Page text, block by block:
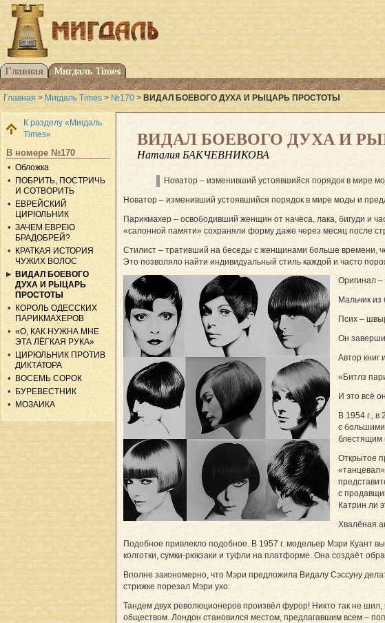
Главная > Мигдаль Times > №170 > ВИДАЛ БОЕВОГО ДУХА И РЫЦАРЬ ПРОСТОТЫ
К разделу «Мигдаль
Times»
В номере №170
Обложка
ПОБРИТЬ, ПОСТРИЧЬ
И СОТВОРИТЬ
ЕВРЕЙСКИЙ
ЦИРЮЛЬНИК
ЗАЧЕМ ЕВРЕЮ
БРАДОБРЕЙ?
КРАТКАЯ ИСТОРИЯ
ЧУЖИХ ВОЛОС
ВИДАЛ БОЕВОГО
ДУХА И РЫЦАРЬ
ПРОСТОТЫ
КОРОЛЬ ОДЕССКИХ
ПАРИКМАХЕРОВ
«О, КАК НУЖНА МНЕ
ЭТА ЛЁГКАЯ РУКА»
ЦИРЮЛЬНИК ПРОТИВ
ДИКТАТОРА
ВОСЕМЬ СОРОК
БУРЕВЕСТНИК
МОЗАИКА
ВИДАЛ БОЕВОГО ДУХА И
Наталия БАКЧЕВНИКОВА
Новатор – изменивший устоявшийся порядок в мире
Новатор – изменивший устоявшийся порядок в мире моды и
Парикмахер – освободивший женщин от начёса, лака, бигуди и
«салонной памяти» сохраняли форму даже через месяц после
Стилист – тративший на беседы с женщинами больше времени,
Это позволяло найти индивидуальный стиль каждой и часто
Оригинал –
Мальчик из
Псих –
Он
Автор книг
«Битлз
И это всё
В 1954 г.,
с большими
блестящим
Открытое
с
Катрин ли
Хвалёная
Подобное привлекло подобное. В 1957 г. модельер Мэри Куант
колготки, сумки-рюкзаки и туфли на платформе. Она создаёт
Вполне закономерно, что Мэри предложила Видалу Сэссуну
стрижке порезал Мэри ухо.
Тандем двух революционеров произвёл фурор! Никто так не
обществом. Лондон становился местом, предлагавшим всем –